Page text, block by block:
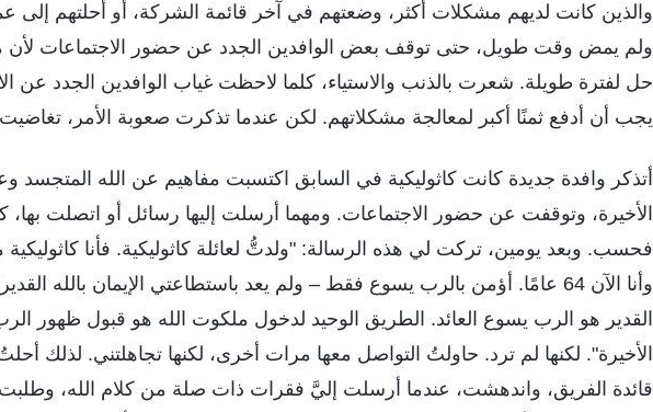
والذين كانت لديهم مشكلات أكثر، وضعتهم في آخر قائمة الشركة، أو أحلتهم إلى
ولم يمض وقت طويل، حتى توقف بعض الوافدين الجدد عن حضور الاجتماعات لأن
حل لفترة طويلة. شعرت بالذنب والاستياء، كلما لاحظت غياب الوافدين الجدد عن
يجب أن أدفع ثمنًا أكبر لمعالجة مشكلاتهم. لكن عندما تذكرت صعوبة الأمر،
أتذكر وافدة جديدة كانت كاثوليكية في السابق اكتسبت مفاهيم عن الله المتجسد
الأخيرة، وتوقفت عن حضور الاجتماعات. ومهما أرسلت إليها رسائل أو اتصلت بها،
فحسب. وبعد يومين، تركت لي هذه الرسالة: "ولدتُّ لعائلة كاثوليكية. فأنا
وأنا الآن 64 عامًا. أؤمن بالرب يسوع فقط – ولم يعد باستطاعتي الإيمان بالله
القدير هو الرب يسوع العائد. الطريق الوحيد لدخول ملكوت الله هو قبول ظهور
الأخيرة". لكنها لم ترد. حاولتُ التواصل معها مرات أخرى، لكنها تجاهلتني. لذلك
قائدة الفريق، واندهشت، عندما أرسلت إليَّ فقرات ذات صلة من كلام الله،